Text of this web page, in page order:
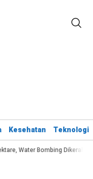
Kesehatan Teknologi
Dikerahkan